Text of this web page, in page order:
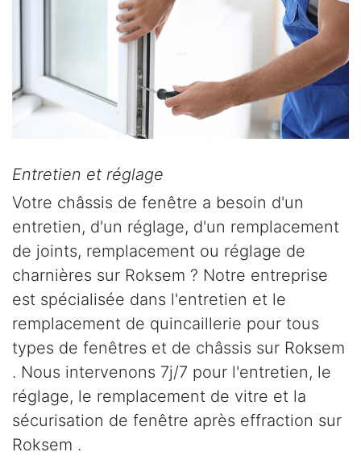
Entretien et réglage
Votre châssis de fenêtre a besoin d'un
entretien, d'un réglage, d'un remplacement
de joints, remplacement ou réglage de
charnières sur Roksem ? Notre entreprise
est spécialisée dans l'entretien et le
remplacement de quincaillerie pour tous
types de fenêtres et de châssis sur Roksem
. Nous intervenons 7j/7 pour l'entretien, le
réglage, le remplacement de vitre et la
sécurisation de fenêtre après effraction sur
Roksem .